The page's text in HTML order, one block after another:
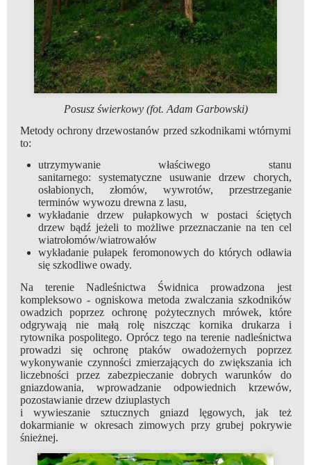
Posusz świerkowy (fot. Adam Garbowski)
Metody ochrony drzewostanów przed szkodnikami wtórnymi
to:
utrzymywanie właściwego stanu
sanitarnego: systematyczne usuwanie drzew chorych,
osłabionych, złomów, wywrotów, przestrzeganie
terminów wywozu drewna z lasu,
wykładanie drzew pułapkowych w postaci ściętych
drzew bądź jeżeli to możliwe przeznaczanie na ten cel
wiatrołomów/wiatrowałów
wykładanie pułapek feromonowych do których odławia
się szkodliwe owady.
Na terenie Nadleśnictwa Świdnica prowadzona jest
kompleksowo - ogniskowa metoda zwalczania szkodników
owadzich poprzez ochronę pożytecznych mrówek, które
odgrywają nie małą rolę niszcząc kornika drukarza i
rytownika pospolitego. Oprócz tego na terenie nadleśnictwa
prowadzi się ochronę ptaków owadożernych poprzez
wykonywanie czynności zmierzających do zwiększania ich
liczebności przez zabezpieczanie dobrych warunków do
gniazdowania, wprowadzanie odpowiednich krzewów,
pozostawianie drzew dziuplastych
i wywieszanie sztucznych gniazd lęgowych, jak też
dokarmianie w okresach zimowych przy grubej pokrywie
śnieżnej.